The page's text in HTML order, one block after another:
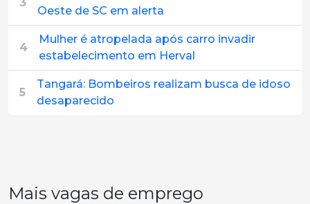
Oeste de SC em alerta
4
Mulher é atropelada após carro invadir
estabelecimento em Herval
5
Tangará: Bombeiros realizam busca de idoso
desaparecido
Mais vagas de emprego